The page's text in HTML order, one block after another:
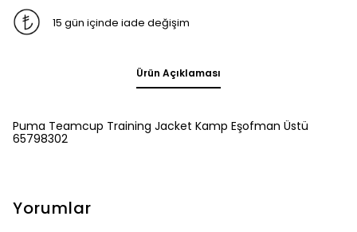
15 gün içinde iade değişim
Ürün Açıklaması
Puma Teamcup Training Jacket Kamp Eşofman Üstü
65798302
Yorumlar